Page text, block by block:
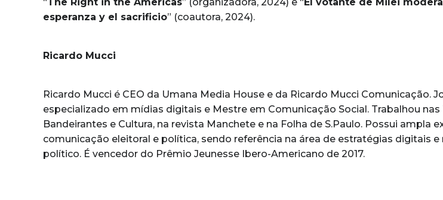
esperanza y el sacrificio” (coautora, 2024).
Ricardo Mucci
Ricardo Mucci é CEO da Umana Media House e da Ricardo Mucci Comunicação.
especializado em mídias digitais e Mestre em Comunicação Social. Trabalhou nas
Bandeirantes e Cultura, na revista Manchete e na Folha de S.Paulo. Possui ampla
comunicação eleitoral e política, sendo referência na área de estratégias digitais
político. É vencedor do Prêmio Jeunesse Ibero-Americano de 2017.